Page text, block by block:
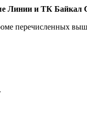
Линии и ТК Байкал
перечисленных